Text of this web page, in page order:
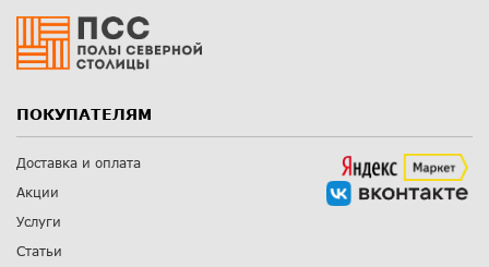
ПОКУПАТЕЛЯМ
Доставка и оплата
Акции
Услуги
Статьи